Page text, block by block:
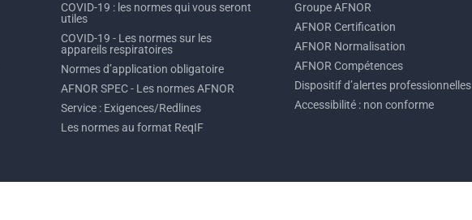
COVID-19 : les normes qui vous seront
utiles
COVID-19 - Les normes sur les
appareils respiratoires
Normes d’application obligatoire
AFNOR SPEC - Les normes AFNOR
Service : Exigences/Redlines
Les normes au format ReqIF
Groupe AFNOR
AFNOR Certification
AFNOR Normalisation
AFNOR Compétences
Dispositif d’alertes professionnelles
Accessibilité : non conforme